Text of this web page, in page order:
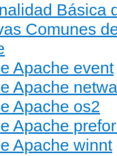
Básica
Comunes
Apache event
Apache
Apache os2
Apache
Apache winnt